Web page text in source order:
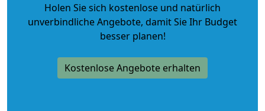
Holen Sie sich kostenlose und natürlich
unverbindliche Angebote, damit Sie Ihr Budget
besser planen!
Kostenlose Angebote erhalten